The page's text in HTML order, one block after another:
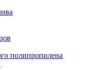
полипропилена